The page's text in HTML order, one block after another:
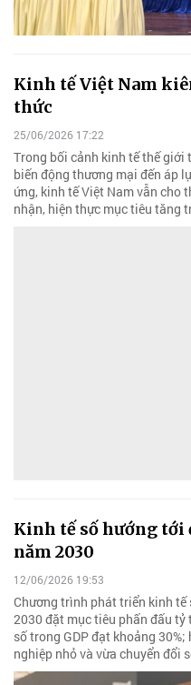
Kinh tế Việt Nam
thức
25/06/2026 17:22
Trong bối cảnh kinh tế thế
biến động thương mại đến áp
ứng, kinh tế Việt Nam vẫn cho
nhận, hiện thực mục tiêu tăng
Kinh tế số hướng tới
năm 2030
12/06/2026 19:53
Chương trình phát triển kinh tế
2030 đặt mục tiêu phấn đấu
số trong GDP đạt khoảng
nghiệp nhỏ và vừa chuyển đổi